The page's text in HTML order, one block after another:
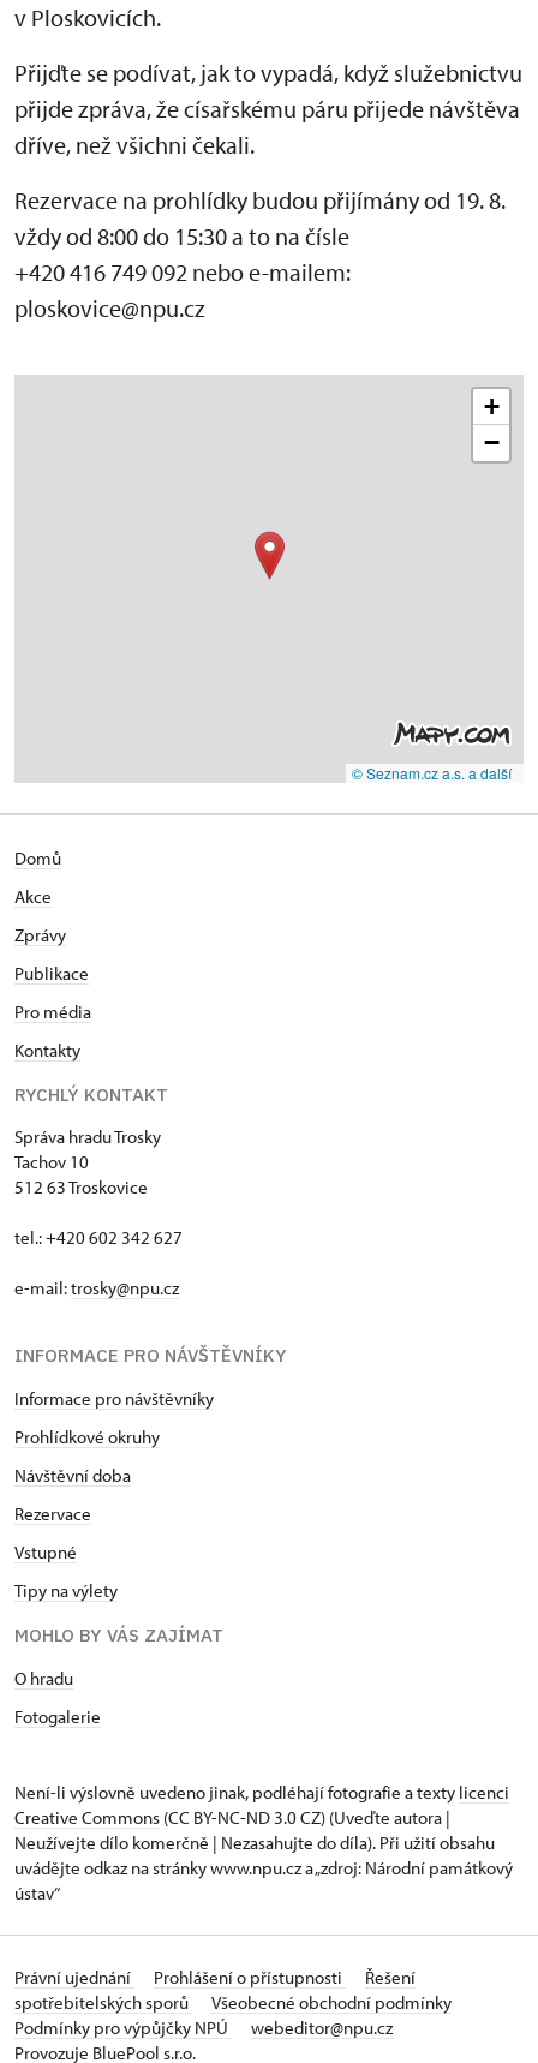
v Ploskovicích.
Přijďte se podívat, jak to vypadá, když služebnictvu
přijde zpráva, že císařskému páru přijede návštěva
dříve, než všichni čekali.
Rezervace na prohlídky budou přijímány od 19. 8.
vždy od 8:00 do 15:30 a to na čísle
+420 416 749 092 nebo e-mailem:
ploskovice@npu.cz
+
−
© Seznam.cz a.s. a další
Domů
Akce
Zprávy
Publikace
Pro média
Kontakty
RYCHLÝ KONTAKT
Správa hradu Trosky
Tachov 10
512 63 Troskovice
tel.: +420 602 342 627
e-mail:trosky@npu.cz
INFORMACE PRO NÁVŠTĚVNÍKY
Informace pro návštěvníky
Prohlídkové okruhy
Návštěvní doba
Rezervace
Vstupné
Tipy na výlety
MOHLO BY VÁS ZAJÍMAT
O hradu
Fotogalerie
Není-li výslovně uvedeno jinak, podléhají fotografie a texty licenci
Creative Commons (CC BY-NC-ND 3.0 CZ) (Uveďte autora |
Neužívejte dílo komerčně | Nezasahujte do díla). Při užití obsahu
uvádějte odkaz na stránky www.npu.cz a „zdroj: Národní památkový
ústav“
Právní ujednání Prohlášení o přístupnosti
Řešení
spotřebitelských sporů
Všeobecné obchodní podmínky
Podmínky pro výpůjčky NPÚ
webeditor@npu.cz
Provozuje BluePool s.r.o.